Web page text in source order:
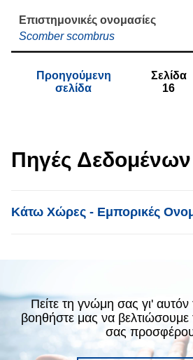
Scomber scombrus
Προηγούμενη
σελίδα
Σελίδα
16
Πηγές Δεδομένων
List item
Κάτω Χώρες - Εμπορικές
Πείτε τη γνώμη σας γι' αυτόν
βοηθήστε μας να βελτιώσουμε
σας